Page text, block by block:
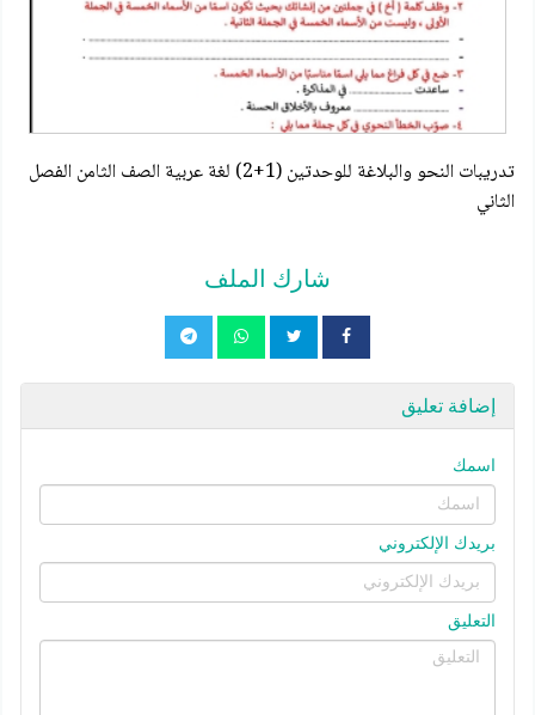
تدريبات النحو والبلاغة للوحدتين (1+2) لغة عربية الصف الثامن الفصل
الثاني
شارك الملف
إضافة تعليق
اسمك
بريدك الإلكتروني
التعليق